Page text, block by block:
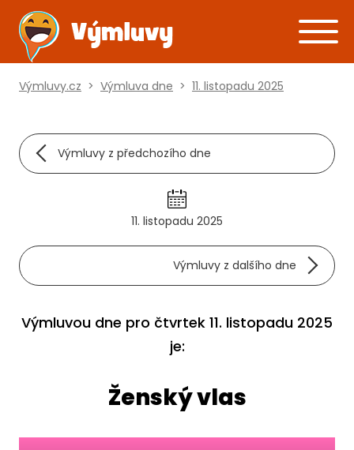
Výmluvy.cz > Výmluva dne > 11. listopadu 2025
Výmluvy z předchozího dne
11. listopadu 2025
Výmluvy z dalšího dne
Výmluvou dne pro čtvrtek 11. listopadu 2025
je:
Ženský vlas